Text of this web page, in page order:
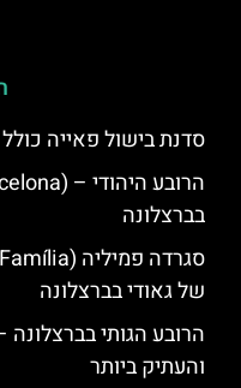
סדנת בישול פאייה
בברצלונה
של גאודי בברצלונה
והעתיק ביותר